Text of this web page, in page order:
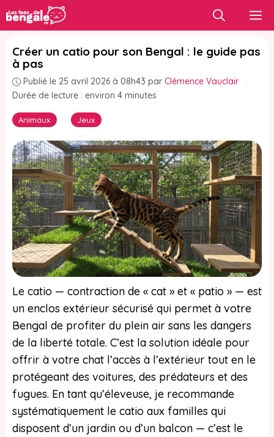
Aller
au
Animaux Jeux
Créer un catio pour son Bengal : le guide pas
à pas
Publié le 25 avril 2026 à 08h43 par Clémence Vauclair
·
Durée de lecture : environ 4 minutes
Le catio — contraction de « cat » et « patio » — est
un enclos extérieur sécurisé qui permet à votre
Bengal de profiter du plein air sans les dangers
de la liberté totale. C’est la solution idéale pour
offrir à votre chat l’accès à l’extérieur tout en le
protégeant des voitures, des prédateurs et des
fugues. En tant qu’éleveuse, je recommande
systématiquement le catio aux familles qui
disposent d’un jardin ou d’un balcon — c’est le